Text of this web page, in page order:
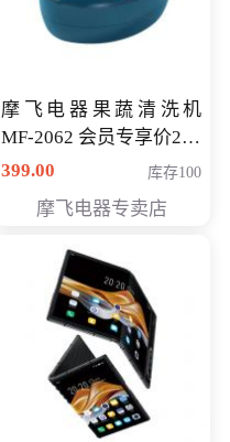
摩飞电器果蔬清洗机
MF-2062 会员专享价268
元
399.00 库存100
摩飞电器专卖店